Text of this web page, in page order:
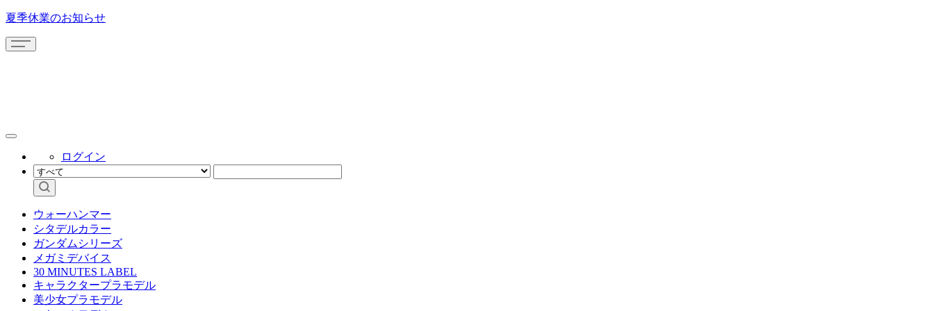
夏季休業のお知らせ
ログイン
ウォーハンマー
シタデルカラー
ガンダムシリーズ
メガミデバイス
30 MINUTES LABEL
キャラクタープラモデル
美少女プラモデル